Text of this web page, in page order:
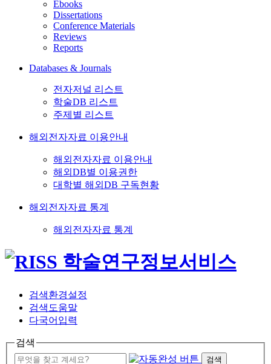
Ebooks
Dissertations
Conference Materials
Reviews
Reports
Databases & Journals
전자저널 리스트
학술DB 리스트
주제별 리스트
해외전자자료 이용안내
해외전자자료 이용안내
해외DB별 이용권한
대학별 해외DB 구독현황
해외전자자료 통계
해외전자자료 통계
검색환경설정
검색도움말
다국어입력
검색
검색